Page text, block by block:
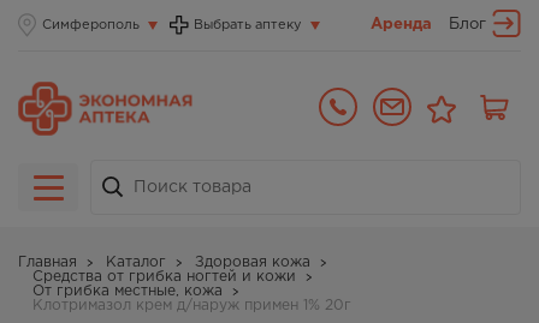
Симферополь Выбрать аптеку Аренда Блог
Главная Каталог
Здоровая кожа
Средства от грибка ногтей и кожи
От грибка местные, кожа
Клотримазол крем д/наруж примен 1% 20г